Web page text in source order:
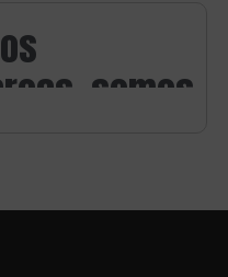
somos